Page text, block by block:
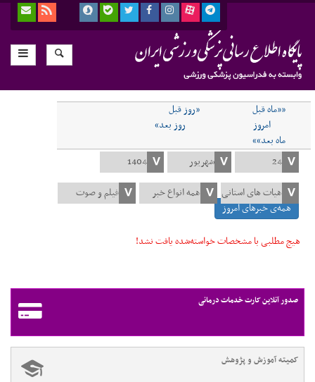
««ماه قبل
«روز قبل
امروز
روز بعد»
ماه بعد»»
همه‌ی خبرهای امروز
هیچ مطلبی با مشخصات خواسته‌شده یافت نشد!
صدور آنلاین کارت خدمات درمانی
کمیته آموزش و پژوهش